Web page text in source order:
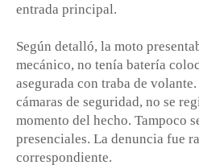
entrada principal.
Según detalló, la moto
mecánico, no tenía batería
asegurada con traba de
cámaras de seguridad, no se
momento del hecho. Tampoco
presenciales. La denuncia fue
correspondiente.